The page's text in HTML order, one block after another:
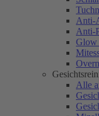
Anti-
Anti-
Glow
Alle